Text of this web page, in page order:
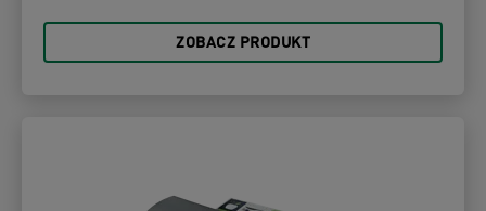
ZOBACZ PRODUKT